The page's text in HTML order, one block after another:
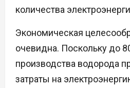
количества
Экономическая
очевидна. Поскольку до
производства водорода
затраты на